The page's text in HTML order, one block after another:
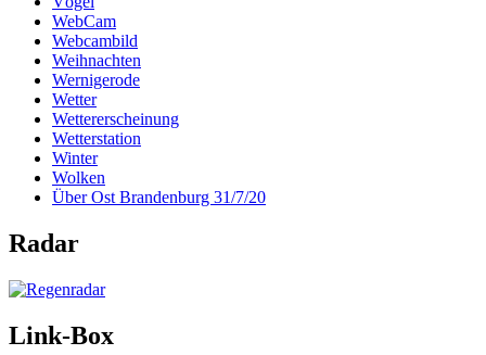
WebCam
Webcambild
Weihnachten
Wernigerode
Wetter
Wettererscheinung
Wetterstation
Winter
Wolken
Über Ost Brandenburg 31/7/20
Radar
Link-Box